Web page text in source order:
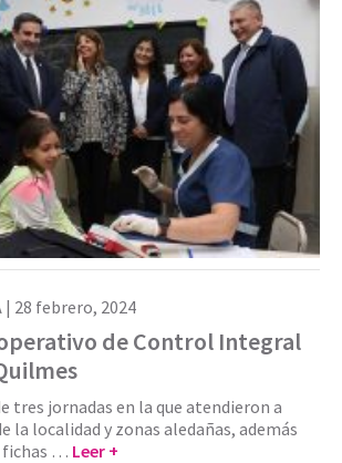
| 28 febrero, 2024
de Control Integral
tres jornadas en la que atendieron a
la localidad y zonas aledañas, además
fichas … Leer +